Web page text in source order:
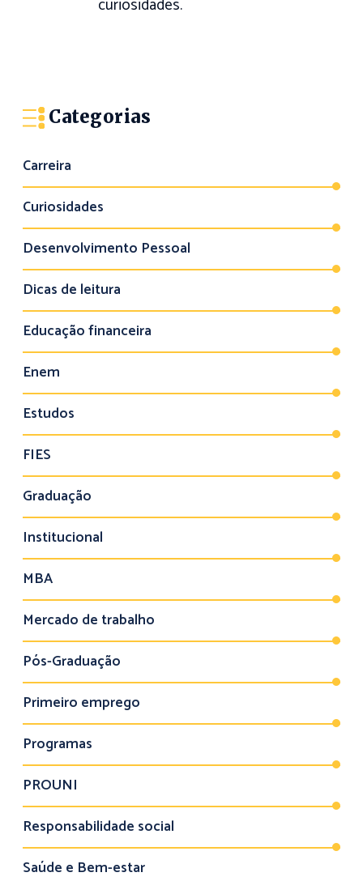
Categorias
Carreira
Curiosidades
Desenvolvimento Pessoal
Dicas de leitura
Educação financeira
Enem
Estudos
FIES
Graduação
Institucional
MBA
Mercado de trabalho
Pós-Graduação
Primeiro emprego
Programas
PROUNI
Responsabilidade social
Saúde e Bem-estar